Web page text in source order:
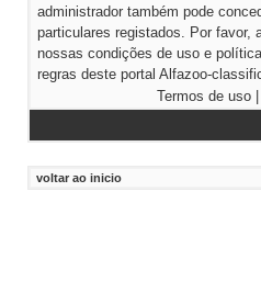
administrador também pode
particulares registados. Por favor,
nossas condições de uso e
regras deste portal Alfazoo-
Termos de uso|
voltar ao inicio